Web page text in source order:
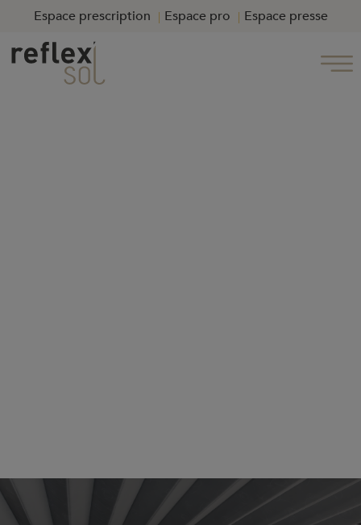
Espace prescription Espace pro Espace presse